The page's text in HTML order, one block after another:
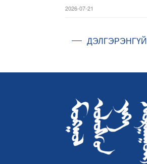
2026-07-21
ДЭЛГЭРЭНГҮЙ